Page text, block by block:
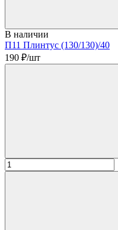
В наличии
П11 Плинтус (130/130)/40
190 ₽/шт